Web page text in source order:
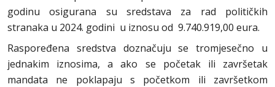
godinu osigurana su sredstava za rad političkih
stranaka u 2024. godini u iznosu od 9.740.919,00 eura.
Raspoređena sredstva doznačuju se tromjesečno u
jednakim iznosima, a ako se početak ili završetak
mandata ne poklapaju s početkom ili završetkom